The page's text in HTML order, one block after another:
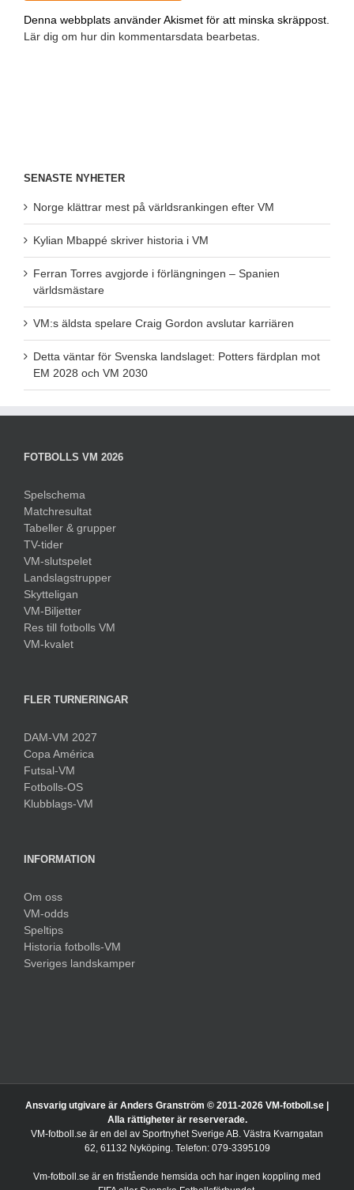
Denna webbplats använder Akismet för att minska skräppost.
Lär dig om hur din kommentarsdata bearbetas
SENASTE NYHETER
Norge klättrar mest på världsrankingen efter VM
Kylian Mbappé skriver historia i VM
Ferran Torres avgjorde i förlängningen – Spanien
världsmästare
VM:s äldsta spelare Craig Gordon avslutar karriären
Detta väntar för Svenska landslaget: Potters färdplan mot
EM 2028 och VM 2030
FOTBOLLS VM 2026
Spelschema
Matchresultat
Tabeller & grupper
TV-tider
VM-slutspelet
Landslagstrupper
Skytteligan
VM-Biljetter
Res till fotbolls VM
VM-kvalet
FLER TURNERINGAR
DAM-VM 2027
Copa América
Futsal-VM
Fotbolls-OS
Klubblags-VM
INFORMATION
Om oss
VM-odds
Speltips
Historia fotbolls-VM
Sveriges landskamper
Ansvarig utgivare är Anders Granström © 2011-2026 VM-fotboll.se |
Alla rättigheter är reserverade.
VM-fotboll.se är en del av Sportnyhet Sverige AB. Västra Kvarngatan
62, 61132 Nyköping. Telefon: 079-3395109
Vm-fotboll.se är en fristående hemsida och har ingen koppling med